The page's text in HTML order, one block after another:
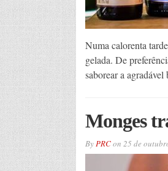
Numa calorenta
gelada. De
saborear a
Monges
ByPRCon 25 de